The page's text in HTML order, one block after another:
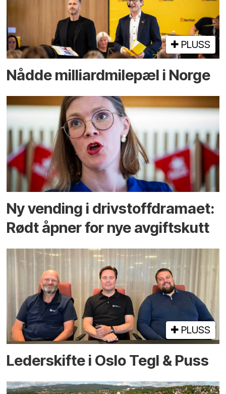
PLUSS
Nådde milliard­­milepæl i Norge
Ny vending i drivstoffdramaet:
Rødt åpner for nye avgiftskutt
PLUSS
Lederskifte i Oslo Tegl & Puss